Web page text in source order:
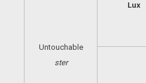
Untouchable
ster
Lux